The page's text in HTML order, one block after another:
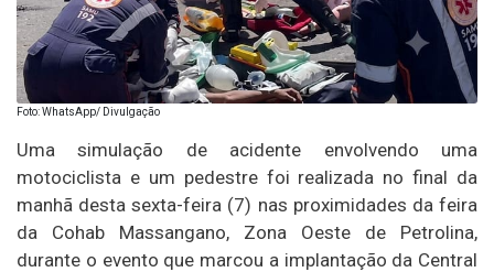
Foto: WhatsApp/ Divulgação
Uma simulação de acidente envolvendo uma
motociclista e um pedestre foi realizada no final da
manhã desta sexta-feira (7) nas proximidades da feira
da Cohab Massangano, Zona Oeste de Petrolina,
durante o evento que marcou a implantação da Central